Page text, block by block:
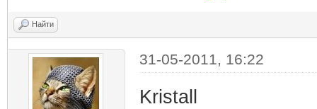
Найти
31-05-2011, 16:22
Kristall